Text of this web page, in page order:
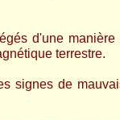
d'une
terrestre.
signes de